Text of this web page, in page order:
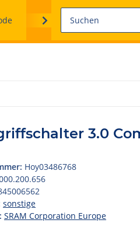
Ersatzteile
3.0
Hoy03486768
sonstige
SRAM Corporation Europe